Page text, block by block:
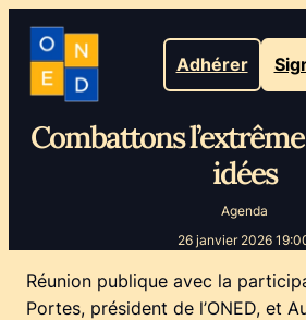
Adhérer
Combattons
idées
Agenda
26 janvier 2026
Réunion publique avec la
Portes, président de l’ONED, et